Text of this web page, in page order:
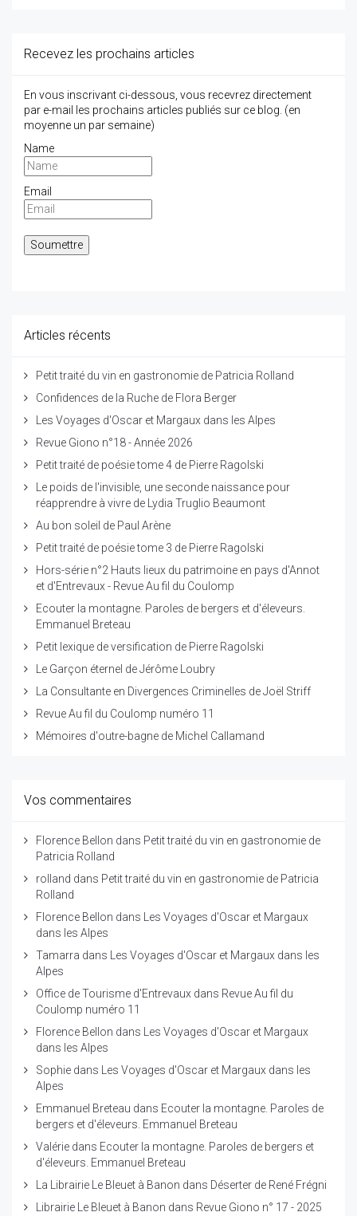
Recevez les prochains articles
En vous inscrivant ci-dessous, vous recevrez directement
par e-mail les prochains articles publiés sur ce blog. (en
moyenne un par semaine)
Name
Email
Articles récents
Petit traité du vin en gastronomie de Patricia Rolland
Confidences de la Ruche de Flora Berger
Les Voyages d'Oscar et Margaux dans les Alpes
Revue Giono n°18 - Année 2026
Petit traité de poésie tome 4 de Pierre Ragolski
Le poids de l'invisible, une seconde naissance pour
réapprendre à vivre de Lydia Truglio Beaumont
Au bon soleil de Paul Arène
Petit traité de poésie tome 3 de Pierre Ragolski
Hors-série n°2 Hauts lieux du patrimoine en pays d'Annot
et d'Entrevaux - Revue Au fil du Coulomp
Ecouter la montagne. Paroles de bergers et d'éleveurs.
Emmanuel Breteau
Petit lexique de versification de Pierre Ragolski
Le Garçon éternel de Jérôme Loubry
La Consultante en Divergences Criminelles de Joël Striff
Revue Au fil du Coulomp numéro 11
Mémoires d'outre-bagne de Michel Callamand
Vos commentaires
Florence Bellon dans Petit traité du vin en gastronomie de
Patricia Rolland
rolland dans Petit traité du vin en gastronomie de Patricia
Rolland
Florence Bellon dans
Les Voyages d'Oscar et Margaux
dans les Alpes
Tamarra dans
Les Voyages d'Oscar et Margaux dans les
Alpes
Office de Tourisme d'Entrevaux dans Revue Au fil du
Coulomp numéro 11
Florence Bellon dans
Les Voyages d'Oscar et Margaux
dans les Alpes
Sophie dans
Les Voyages d'Oscar et Margaux dans les
Alpes
Emmanuel Breteau dans Ecouter la montagne. Paroles de
bergers et d'éleveurs. Emmanuel Breteau
Valérie dans Ecouter la montagne. Paroles de bergers et
d'éleveurs. Emmanuel Breteau
La Librairie Le Bleuet à Banon dans Déserter de René Frégni
Librairie Le Bleuet à Banon dans Revue Giono n° 17 - 2025